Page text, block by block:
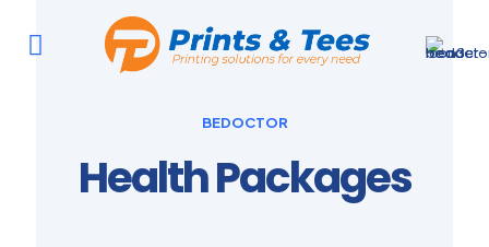
BEDOCTOR
Health Packages